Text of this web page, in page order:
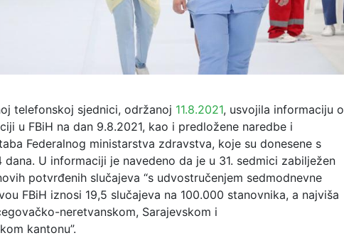
telefonskoj sjednici, održanoj 11.8.2021, usvojila informaciju o
u FBiH na dan 9.8.2021, kao i predložene naredbe i
Federalnog ministarstva zdravstva, koje su donesene s
dana. U informaciji je navedeno da je u 31. sedmici zabilježen
potvrđenih slučajeva “s udvostručenjem sedmodnevne
FBiH iznosi 19,5 slučajeva na 100.000 stanovnika, a najviša
neretvanskom, Sarajevskom i
kantonu”.